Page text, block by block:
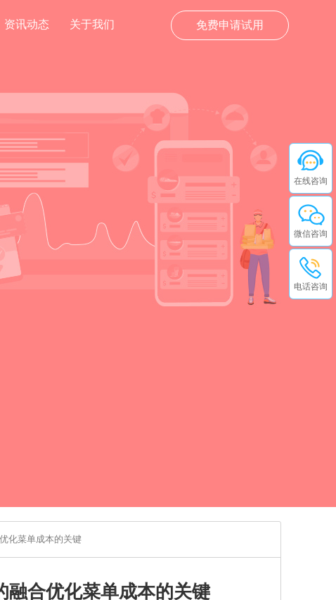
免费申请试用
资讯动态 关于我们
化菜单成本的关键
融合优化菜单成本的关键
在线咨询
微信咨询
电话咨询